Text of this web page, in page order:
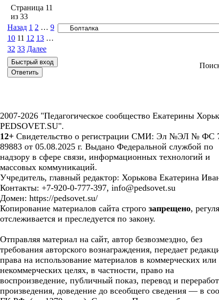
Страница 11
из 33
Назад 1 2 … 9
10 11 12 13 …
32 33 Далее
2007-2026 "Педагогическое сообщество Екатерины
PEDSOVET.SU".
12+ Свидетельство о регистрации СМИ: Эл №ЭЛ № ФС
89883 от 05.08.2025 г. Выдано Федеральной службой по
надзору в сфере связи, информационных технологий и
массовых коммуникаций.
Учредитель, главный редактор: Хорькова Екатерина
Контакты: +7-920-0-777-397, info@pedsovet.su
Домен: https://pedsovet.su/
Копирование материалов сайта строго запрещено,
отслеживается и преследуется по закону.
Отправляя материал на сайт, автор безвозмездно, без
требования авторского вознаграждения, передает
права на использование материалов в коммерческих или
некоммерческих целях, в частности, право на
воспроизведение, публичный показ, перевод и
произведения, доведение до всеобщего сведения — в